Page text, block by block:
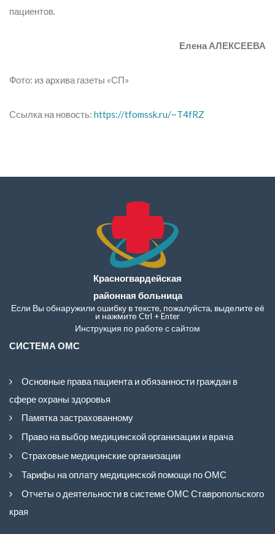
пациентов.
Елена АЛЕКСЕЕВА
Фото: из архива газеты «СП»
Ссылка на новость: https://tfomssk.ru/~T4fRZ
Красногвардейская
районная больница
Если Вы обнаружили ошибку в тексте, пожалуйста, выделите её
и нажмите Ctrl + Enter
Инструкция по работе с сайтом
СИСТЕМА ОМС
Основные права пациента и обязанности граждан в
сфере охраны здоровья
Памятка застрахованному
Право на выбор медицинской организации и врача
Страховые медицинские организации
Тарифы на оплату медицинской помощи по ОМС
Отчеты о деятельности в системе ОМС Ставропольского
края